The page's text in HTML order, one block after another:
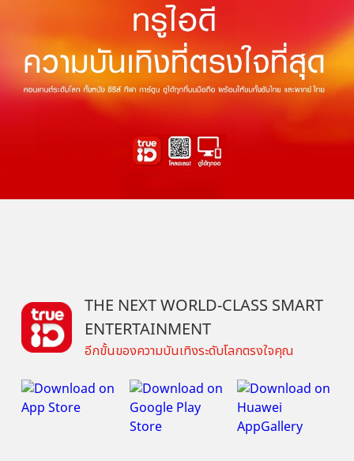
THE NEXT WORLD-CLASS SMART
ENTERTAINMENT
อีกขั้นของความบันเทิงระดับโลกตรงใจคุณ